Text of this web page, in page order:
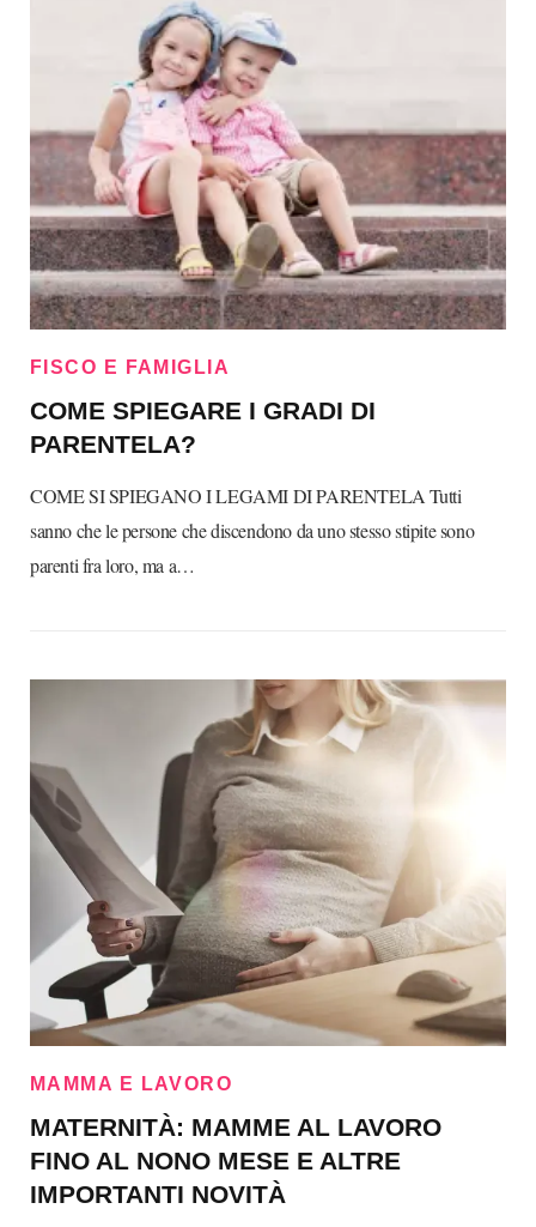
FISCO E FAMIGLIA
COME SPIEGARE I GRADI DI
PARENTELA?
COME SI SPIEGANO I LEGAMI DI PARENTELA Tutti
sanno che le persone che discendono da uno stesso stipite sono
parenti fra loro, ma a…
MAMMA E LAVORO
MATERNITÀ: MAMME AL LAVORO
FINO AL NONO MESE E ALTRE
IMPORTANTI NOVITÀ